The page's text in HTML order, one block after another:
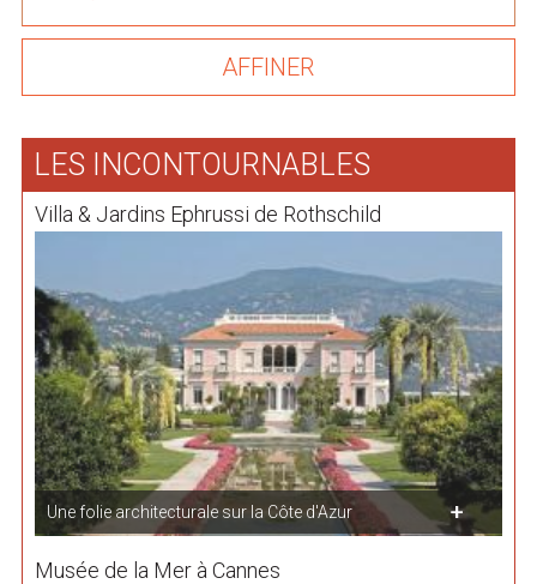
LES INCONTOURNABLES
Villa & Jardins Ephrussi de Rothschild
Une folie architecturale sur la Côte d'Azur
Musée de la Mer à Cannes